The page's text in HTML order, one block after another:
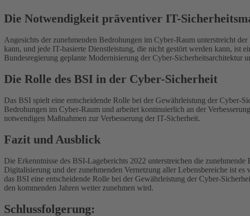
Die Notwendigkeit präventiver IT-
Angesichts der zunehmenden Bedrohungen im Cyber-Raum unterstreicht
kann, und jede IT-basierte Dienstleistung, die nicht gestört werden kann, ist
Bundesregierung geplante Modernisierung der Cyber-
Die Rolle des BSI in der Cyber-Sicherheit
Das BSI spielt eine entscheidende Rolle bei der Gewährleistung der Cyber-
Bedrohungen im Cyber-Raum und arbeitet kontinuierlich an der
notwendigen Maßnahmen zur Verbesserung der IT-Sicherheit.
Fazit und Ausblick
Die Erkenntnisse des BSI-Lageberichts 2022 unterstreichen die
Digitalisierung und der zunehmenden Vernetzung aller Lebensbereiche ist
das BSI eine entscheidende Rolle bei der Gewährleistung der Cyber-
den kommenden Jahren weiter zunehmen wird.
Schlussfolgerung: